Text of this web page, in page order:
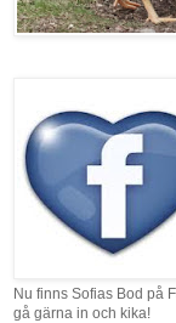
Nu finns Sofias Bod på
gå gärna in och kika!